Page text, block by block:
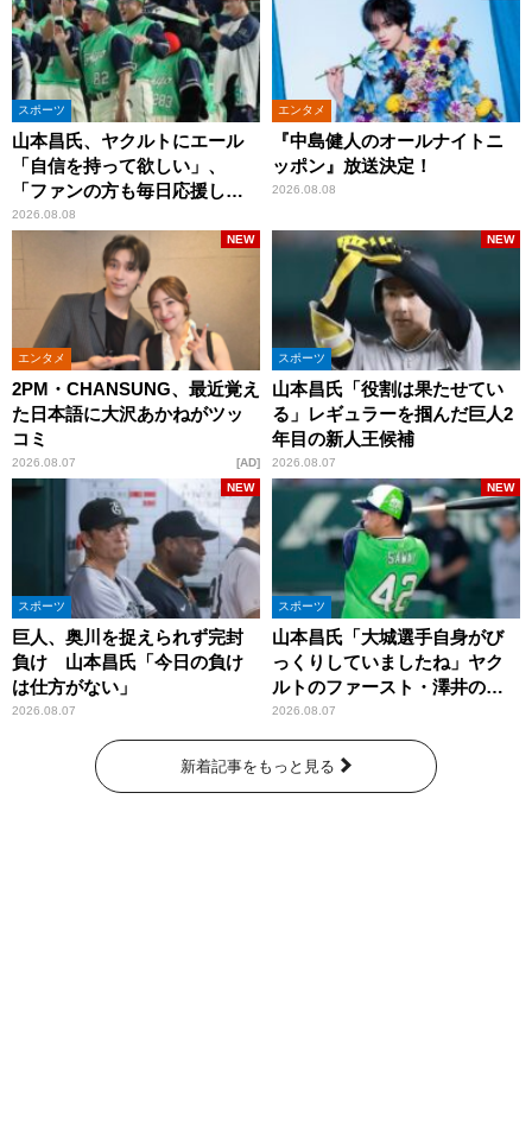
スポーツ
山本昌氏、ヤクルトにエール
「自信を持って欲しい」、
「ファンの方も毎日応援して
くれています」
2026.08.08
エンタメ
『中島健人のオールナイトニ
ッポン』放送決定！
2026.08.08
エンタメ
2PM・CHANSUNG、最近覚え
た日本語に大沢あかねがツッ
コミ
2026.08.07
NEW
AD
スポーツ
山本昌氏「役割は果たせてい
る」レギュラーを掴んだ巨人2
年目の新人王候補
2026.08.07
NEW
スポーツ
巨人、奥川を捉えられず完封
負け 山本昌氏「今日の負け
は仕方がない」
2026.08.07
NEW
スポーツ
山本昌氏「大城選手自身がび
っくりしていましたね」ヤク
ルトのファースト・澤井の判
断を評価
2026.08.07
NEW
新着記事をもっと見る